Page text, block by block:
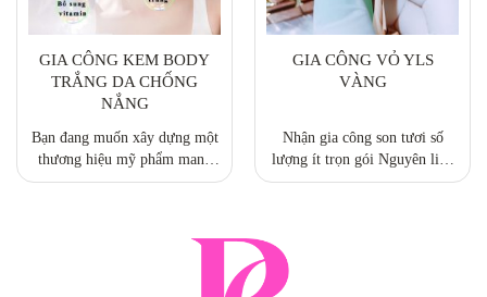
GIA CÔNG KEM BODY
TRẮNG DA CHỐNG
NẮNG
Bạn đang muốn xây dựng một
thương hiệu mỹ phẩm mang
tên chính mình, không biết bắt
hay cho việc kinh doanh mỹ
GIA CÔNG VỎ YLS
VÀNG
Nhận gia công son tươi số
lượng ít trọn gói Nguyên liệu
chuẩn, nhập khẩu từ nguyên
lợi nhuận cao: Giá ruột từ 1x-
2x-3x. tùy theo số lượng.